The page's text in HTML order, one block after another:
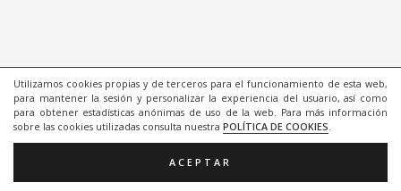
Utilizamos cookies propias y de terceros para el funcionamiento de esta web,
para mantener la sesión y personalizar la experiencia del usuario, así como
para obtener estadísticas anónimas de uso de la web. Para más información
sobre las cookies utilizadas consulta nuestra POLÍTICA DE COOKIES.
ACEPTAR